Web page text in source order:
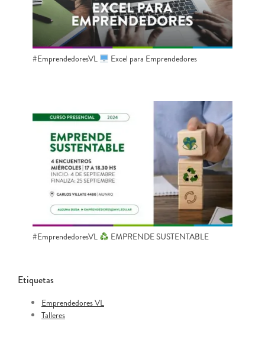
#EmprendedoresVL ​ Excel para Emprendedores
#EmprendedoresVL EMPRENDE SUSTENTABLE
Etiquetas
Emprendedores VL
Talleres